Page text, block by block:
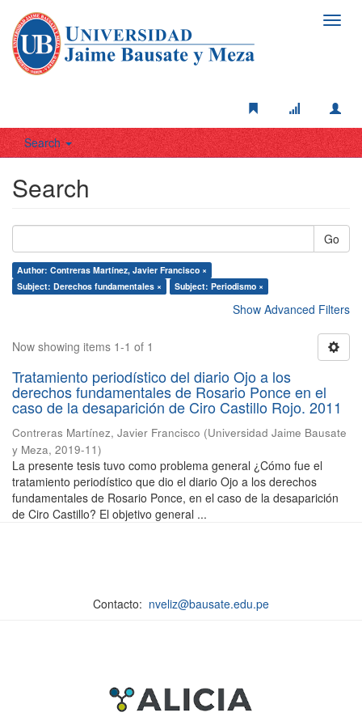
Search
Search
Go
Author: Contreras Martínez, Javier Francisco ×
Subject: Derechos fundamentales ×
Subject: Periodismo ×
Show Advanced Filters
Now showing items 1-1 of 1
Tratamiento periodístico del diario Ojo a los
derechos fundamentales de Rosario Ponce en el
caso de la desaparición de Ciro Castillo Rojo. 2011
Contreras Martínez, Javier Francisco (Universidad Jaime Bausate
y Meza, 2019-11)
La presente tesis tuvo como problema general ¿Cómo fue el
tratamiento periodístico que dio el diario Ojo a los derechos
fundamentales de Rosario Ponce, en el caso de la desaparición
de Ciro Castillo? El objetivo general ...
Contacto: nveliz@bausate.edu.pe